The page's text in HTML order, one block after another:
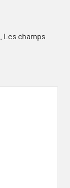
Les champs